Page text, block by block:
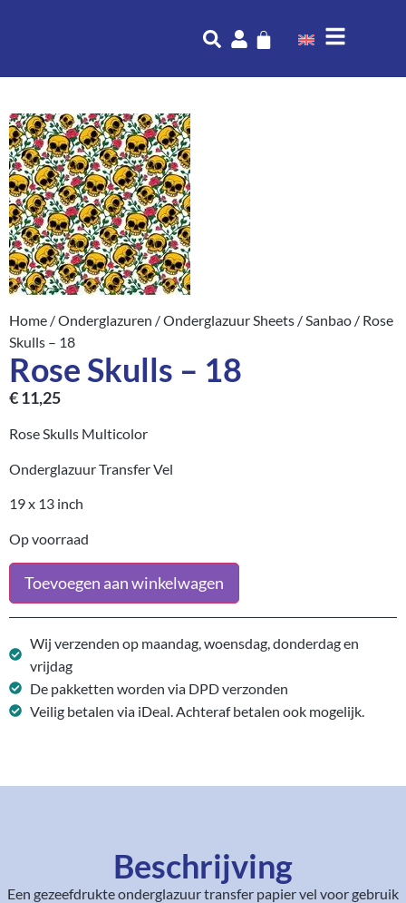
Home /Onderglazuren /Onderglazuur Sheets /Sanbao / Rose
Skulls – 18
Rose Skulls – 18
€11,25
Rose Skulls Multicolor
Onderglazuur Transfer Vel
19 x 13 inch
Op voorraad
Toevoegen aan winkelwagen
Wij verzenden op maandag, woensdag, donderdag en
vrijdag
De pakketten worden via DPD verzonden
Veilig betalen via iDeal. Achteraf betalen ook mogelijk.
Beschrijving
Een gezeefdrukte onderglazuur transfer papier vel voor gebruik